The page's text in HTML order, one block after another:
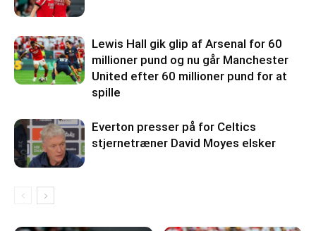
Lewis Hall gik glip af Arsenal for 60
millioner pund og nu går Manchester
United efter 60 millioner pund for at
spille
Everton presser på for Celtics
stjernetræner David Moyes elsker